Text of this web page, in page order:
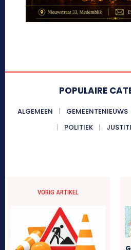
POPULAIRE
ALGEMEEN GEMEENTENIEUWS
POLITIEK
VORIG ARTIKEL